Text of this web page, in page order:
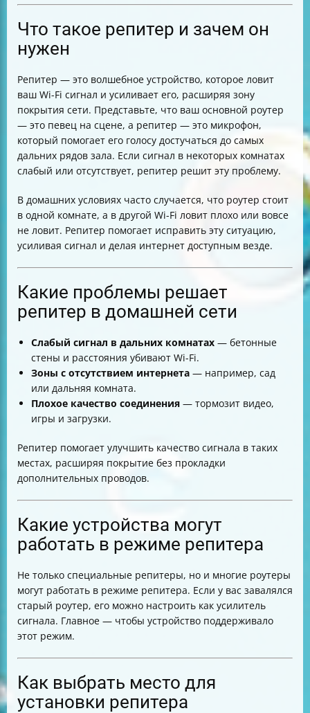
Что такое репитер и зачем он
нужен
Репитер — это волшебное устройство, которое ловит
ваш Wi-Fi сигнал и усиливает его, расширяя зону
покрытия сети. Представьте, что ваш основной роутер
— это певец на сцене, а репитер — это микрофон,
который помогает его голосу достучаться до самых
дальних рядов зала. Если сигнал в некоторых комнатах
слабый или отсутствует, репитер решит эту проблему.
В домашних условиях часто случается, что роутер стоит
в одной комнате, а в другой Wi-Fi ловит плохо или вовсе
не ловит. Репитер помогает исправить эту ситуацию,
усиливая сигнал и делая интернет доступным везде.
Какие проблемы решает
репитер в домашней сети
Слабый сигнал в дальних комнатах — бетонные
стены и расстояния убивают Wi-Fi.
Зоны с отсутствием интернета — например, сад
или дальняя комната.
Плохое качество соединения — тормозит видео,
игры и загрузки.
Репитер помогает улучшить качество сигнала в таких
местах, расширяя покрытие без прокладки
дополнительных проводов.
Какие устройства могут
работать в режиме репитера
Не только специальные репитеры, но и многие роутеры
могут работать в режиме репитера. Если у вас завалялся
старый роутер, его можно настроить как усилитель
сигнала. Главное — чтобы устройство поддерживало
этот режим.
Как выбрать место для
установки репитера